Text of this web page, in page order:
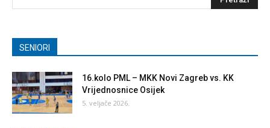
SENIORI
16.kolo PML – MKK Novi Zagreb vs. KK
Vrijednosnice Osijek
5. veljače 2026.